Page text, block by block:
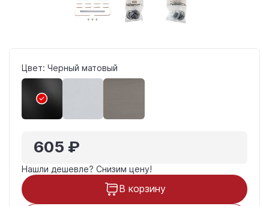
Цвет: Черный матовый
605 ₽
Нашли дешевле? Снизим цену!
В корзину